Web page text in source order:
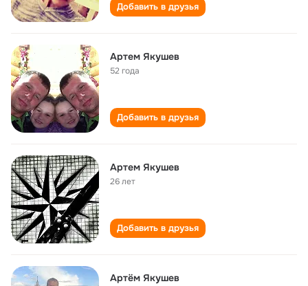
Добавить в друзья
Артем Якушев
52 года
Добавить в друзья
Артем Якушев
26 лет
Добавить в друзья
Артём Якушев